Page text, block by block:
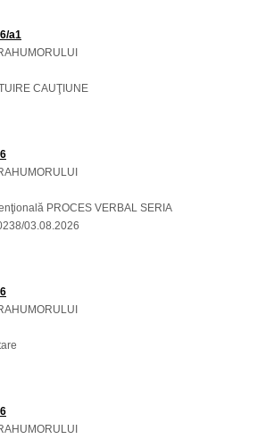
a1
CAUŢIUNE
PROCES VERBAL SERIA
03.08.2026